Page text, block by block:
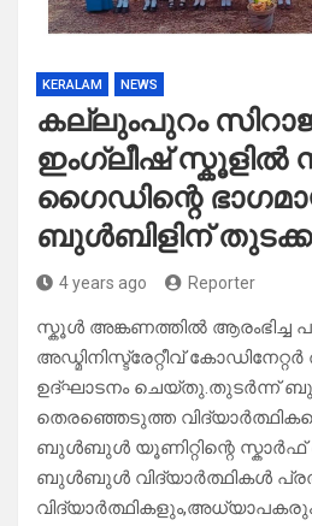
KERALAM NEWS
കല്ലുംപുറം
ഇംഗ്ലീഷ് സ്കൂളിൽ
ഗൈഡിന്റെ
ബുൾബിളിന്
4 years ago Reporter
സ്കൂൾ അങ്കണത്തിൽ ആരംഭിച്ച
അഡ്മിനിസ്ട്രേറ്റീവ്
ഉദ്ഘാടനം ചെയ്തു.തുടർന്ന്
തെരഞ്ഞെടുത്ത
ബുൾബുൾ യൂണിറ്റിന്റെ സ്കാർഫ്
ബുൾബുൾ വിദ്യാർത്ഥികൾ